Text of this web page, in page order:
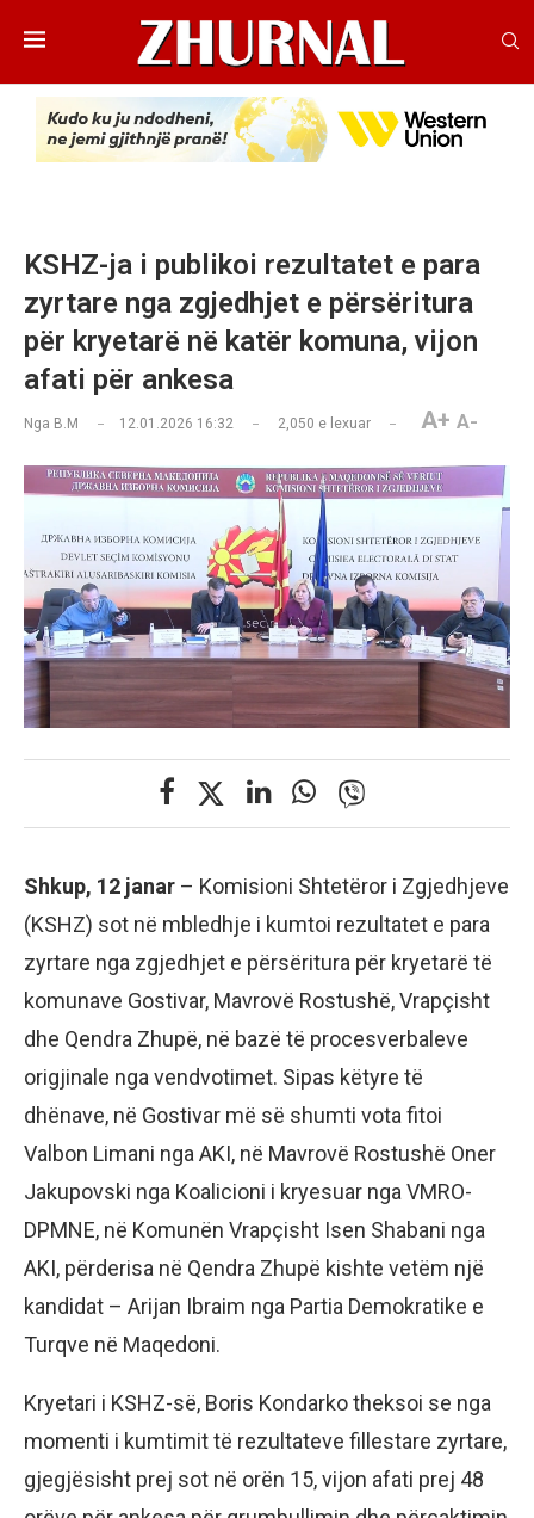
KSHZ-ja i publikoi rezultatet e para
zyrtare nga zgjedhjet e përsëritura
për kryetarë në katër komuna, vijon
afati për ankesa
Nga B.M 12.01.2026 16:32 2,050 e lexuar A+ A-
Shkup, 12 janar – Komisioni Shtetëror i Zgjedhjeve
(KSHZ) sot në mbledhje i kumtoi rezultatet e para
zyrtare nga zgjedhjet e përsëritura për kryetarë të
komunave Gostivar, Mavrovë Rostushë, Vrapçisht
dhe Qendra Zhupë, në bazë të procesverbaleve
origjinale nga vendvotimet. Sipas këtyre të
dhënave, në Gostivar më së shumti vota fitoi
Valbon Limani nga AKI, në Mavrovë Rostushë Oner
Jakupovski nga Koalicioni i kryesuar nga VMRO-
DPMNE, në Komunën Vrapçisht Isen Shabani nga
AKI, përderisa në Qendra Zhupë kishte vetëm një
kandidat – Arijan Ibraim nga Partia Demokratike e
Turqve në Maqedoni.
Kryetari i KSHZ-së, Boris Kondarko theksoi se nga
momenti i kumtimit të rezultateve fillestare zyrtare,
gjegjësisht prej sot në orën 15, vijon afati prej 48